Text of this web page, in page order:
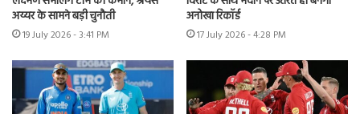
अय्यर के सामने बड़ी चुनौती
19 July 2026 - 3:41 PM
अनोखा रिकॉर्ड
17 July 2026 - 4:28 PM